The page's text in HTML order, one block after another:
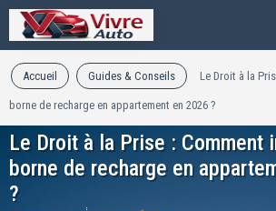
Accueil Guides & Conseils Le Droit à la
borne de recharge en appartement en 2026 ?
Le Droit à la Prise : Comment
borne de recharge en
?